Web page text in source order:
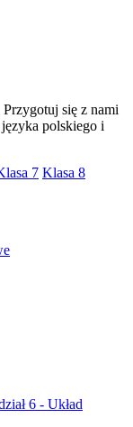
się z nami
polskiego i
7 Klasa 8
6 - Układ